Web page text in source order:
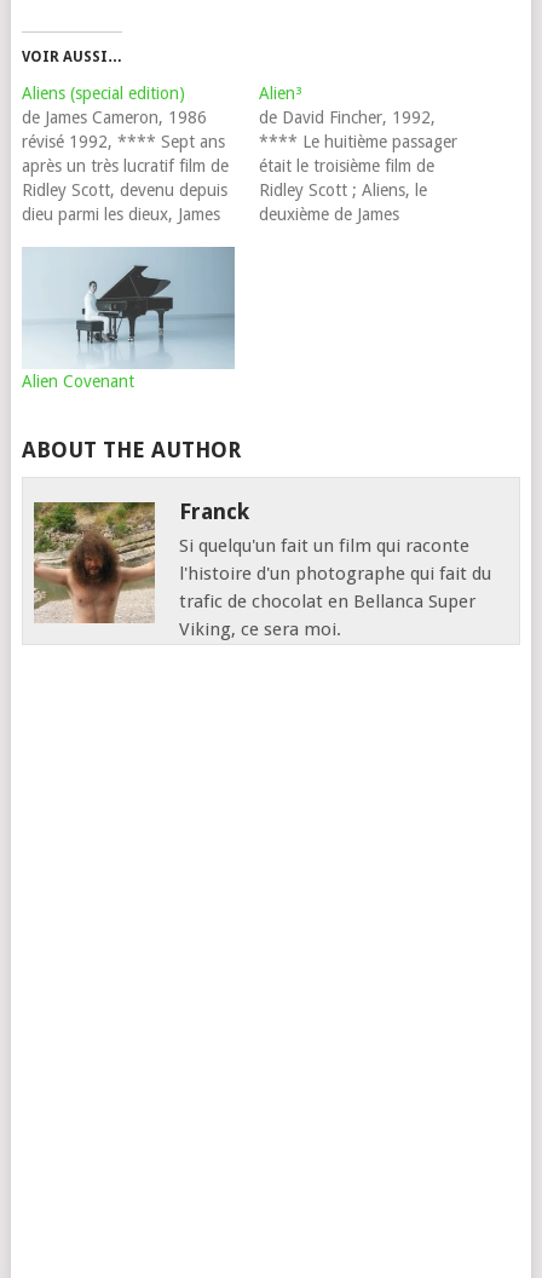
VOIR AUSSI…
Aliens (special edition)
de James Cameron, 1986
révisé 1992, **** Sept ans
après un très lucratif film de
Ridley Scott, devenu depuis
dieu parmi les dieux, James
qui n'était pas encore une
série : la sale bestiole
increvable connue sous le
surnom de "alien". C'était
osé, Le huitième…
Alien³
de David Fincher, 1992,
**** Le huitième passager
était le troisième film de
Ridley Scott ; Aliens, le
deuxième de James
Alien Covenant
ABOUT THE AUTHOR
Franck
Si quelqu'un fait un film qui raconte
l'histoire d'un photographe qui fait du
trafic de chocolat en Bellanca Super
Viking, ce sera moi.